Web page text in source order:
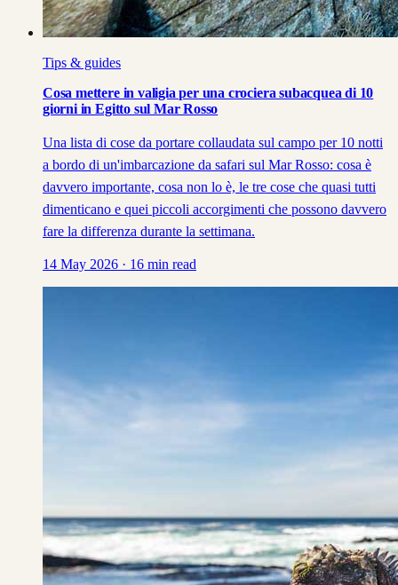
Tips & guides
Cosa mettere in valigia per una crociera subacquea di 10
giorni in Egitto sul Mar Rosso
Una lista di cose da portare collaudata sul campo per 10 notti
a bordo di un'imbarcazione da safari sul Mar Rosso: cosa è
davvero importante, cosa non lo è, le tre cose che quasi tutti
dimenticano e quei piccoli accorgimenti che possono davvero
fare la differenza durante la settimana.
14 May 2026 · 16 min read